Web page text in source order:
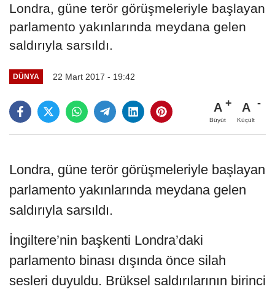
Londra, güne terör görüşmeleriyle başlayan
parlamento yakınlarında meydana gelen
saldırıyla sarsıldı.
DÜNYA 22 Mart 2017 - 19:42
A
Büyüt
A
Küçült
Londra, güne terör görüşmeleriyle başlayan
parlamento yakınlarında meydana gelen
saldırıyla sarsıldı.
İngiltere’nin başkenti Londra’daki
parlamento binası dışında önce silah
sesleri duyuldu. Brüksel saldırılarının birinci